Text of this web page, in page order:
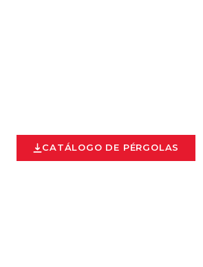
CATÁLOGO DE PÉRGOLAS